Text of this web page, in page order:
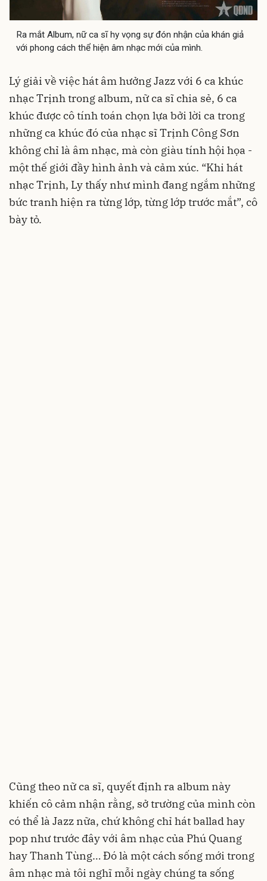
Ra mắt Album, nữ ca sĩ hy vọng sự đón nhận của khán giả
với phong cách thể hiện âm nhạc mới của mình.
Lý giải về việc hát âm hưởng Jazz với 6 ca khúc
nhạc Trịnh trong album, nữ ca sĩ chia sẻ, 6 ca
khúc được cô tính toán chọn lựa bởi lời ca trong
những ca khúc đó của nhạc sĩ Trịnh Công Sơn
không chỉ là âm nhạc, mà còn giàu tính hội họa -
một thế giới đầy hình ảnh và cảm xúc. “Khi hát
nhạc Trịnh, Ly thấy như mình đang ngắm những
bức tranh hiện ra từng lớp, từng lớp trước mắt”, cô
bày tỏ.
Cũng theo nữ ca sĩ, quyết định ra album này
khiến cô cảm nhận rằng, sở trường của mình còn
có thể là Jazz nữa, chứ không chỉ hát ballad hay
pop như trước đây với âm nhạc của Phú Quang
hay Thanh Tùng… Đó là một cách sống mới trong
âm nhạc mà tôi nghĩ mỗi ngày chúng ta sống